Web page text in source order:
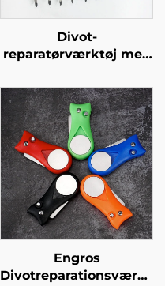
Divot-
reparatørværktøj med
mærkning
Engros
Divotreparationsværktøj